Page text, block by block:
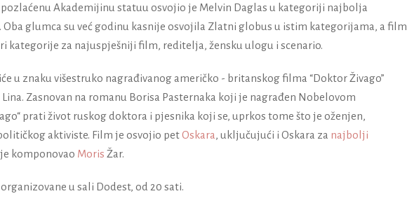
Akademijinu statuu osvojio je Melvin Daglas u kategoriji najbolja
Oba glumca su već godinu kasnije osvojila Zlatni globus u istim kategorijama, a film
kategorije za najuspješniji film, reditelja, žensku ulogu i scenario.
u znaku višestruko nagrađivanog američko - britanskog filma “Doktor Živago”
Zasnovan na romanu Borisa Pasternaka koji je nagrađen Nobelovom
prati život ruskog doktora i pjesnika koji se, uprkos tome što je oženjen,
aktiviste. Film je osvojio petOskara, uključujući i Oskara za najbolji
komponovao Moris Žar.
u sali Dodest, od 20 sati.